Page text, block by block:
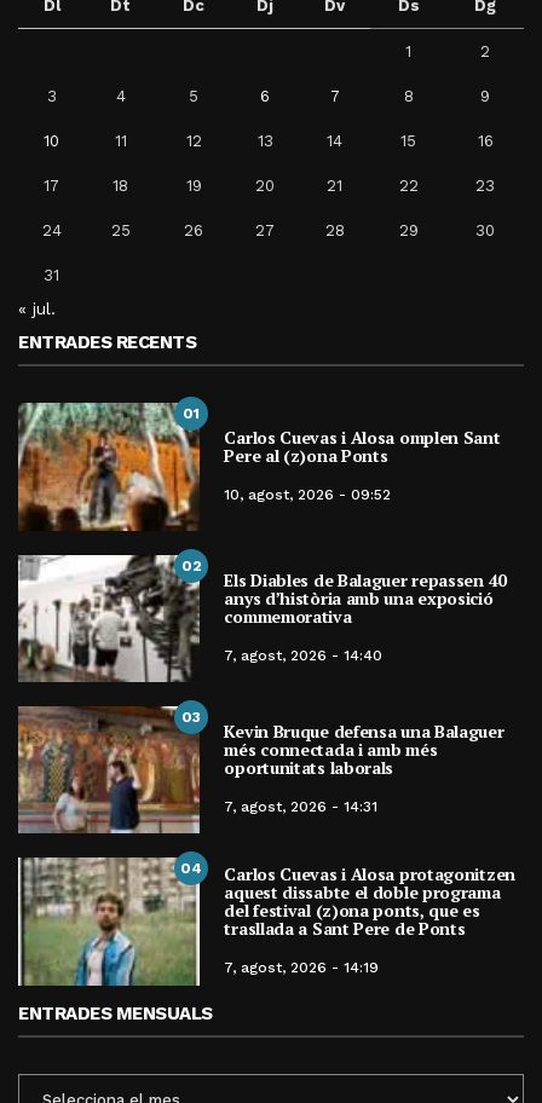
Dl Dt Dc Dj Dv Ds Dg
1 2
3 4 5 6 7 8 9
10 11 12 13 14 15 16
17 18 19 20 21 22 23
24 25 26 27 28 29 30
31
« jul.
ENTRADES RECENTS
01
Carlos Cuevas i Alosa omplen Sant
Pere al (z)ona Ponts
10, agost, 2026 - 09:52
02
Els Diables de Balaguer repassen 40
anys d’història amb una exposició
commemorativa
7, agost, 2026 - 14:40
03
Kevin Bruque defensa una Balaguer
més connectada i amb més
oportunitats laborals
7, agost, 2026 - 14:31
04 Carlos Cuevas i Alosa protagonitzen
aquest dissabte el doble programa
del festival (z)ona ponts, que es
trasllada a Sant Pere de Ponts
7, agost, 2026 - 14:19
ENTRADES MENSUALS